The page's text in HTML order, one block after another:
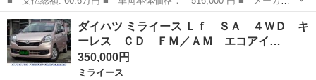
名： ダイハツ ■ 車種名： ミライース ■ グレード名： Ｌ ■
排気量： 660cc ■ ドア枚数： 5D ■ ミッション： AT ■ ...
山形 山形市 ミライース
ダイハツ ミライース Ｌｆ ＳＡ ４ＷＤ キ
ーレス ＣＤ ＦＭ／ＡＭ エコアイ…
350,000円
ミライース